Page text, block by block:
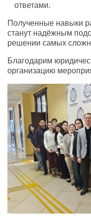
ответами.
Полученные навыки
станут надёжным
решении самых
Благодарим
организацию